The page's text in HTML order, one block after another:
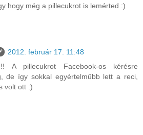
hogy még a pillecukrot is lemérted :)
2012. február 17. 11:48
A pillecukrot Facebook-os kérésre
de így sokkal egyértelműbb lett a reci,
volt ott :)